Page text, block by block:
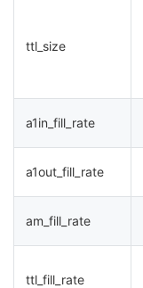
ttl_size
a1in_fill_rate
a1out_fill_rate
am_fill_rate
ttl_fill_rate